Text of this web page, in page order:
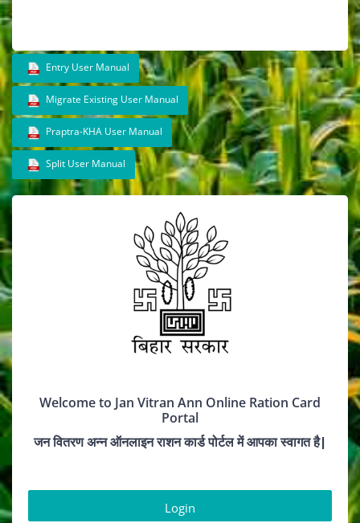
Entry User Manual
Migrate Existing User Manual
Praptra-KHA User Manual
Split User Manual
Welcome to Jan Vitran Ann Online Ration Card
Portal
जन वितरण अन्न ऑनलाइन राशन कार्ड पोर्टल में आपका स्वागत है|